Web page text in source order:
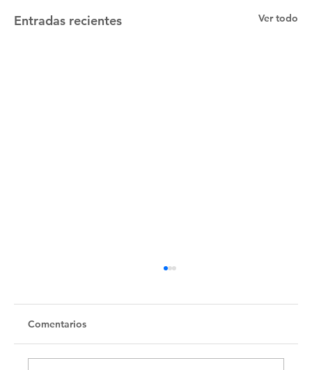
Entradas recientes Ver todo
Comentarios